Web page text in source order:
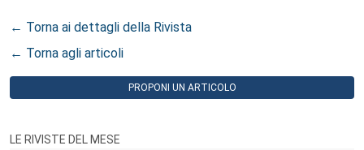
← Torna ai dettagli della Rivista
← Torna agli articoli
PROPONI UN ARTICOLO
LE RIVISTE DEL MESE